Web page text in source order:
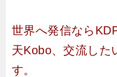
世界へ発信なら
天Kobo、交流した
す。